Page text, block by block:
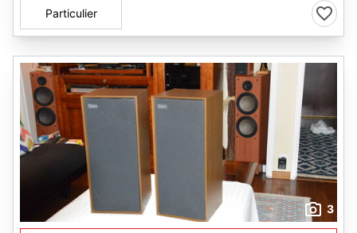
Particulier
3